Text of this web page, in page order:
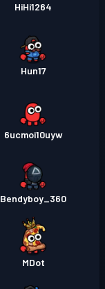
HiHi1264
Hun17
6ucmoi10uyw
Bendyboy_360
MDot